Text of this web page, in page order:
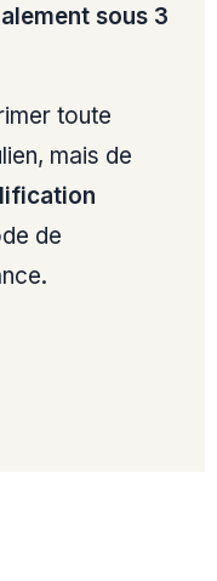
sous 3
toute
mais de
de